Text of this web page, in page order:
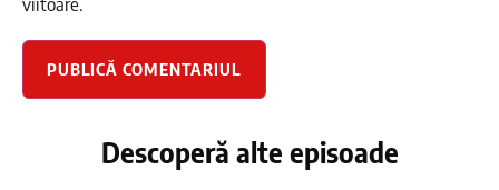
Descoperă alte episoade